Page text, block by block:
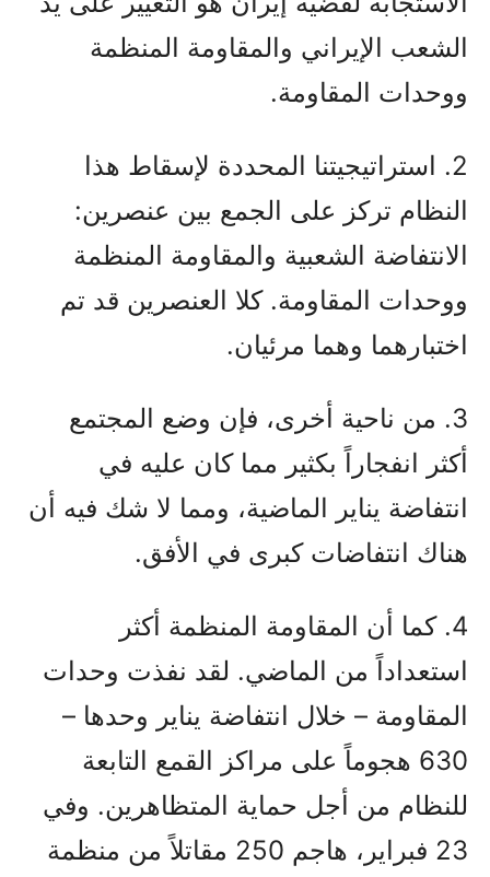
الشعب الإيراني والمقاومة المنظمة
ووحدات المقاومة.
2. استراتيجيتنا المحددة لإسقاط هذا
النظام تركز على الجمع بين عنصرين:
الانتفاضة الشعبية والمقاومة المنظمة
ووحدات المقاومة. كلا العنصرين قد تم
اختبارهما وهما مرئيان.
3. من ناحية أخرى، فإن وضع المجتمع
أكثر انفجاراً بكثير مما كان عليه في
انتفاضة يناير الماضية، ومما لا شك فيه أن
هناك انتفاضات كبرى في الأفق.
4. كما أن المقاومة المنظمة أكثر
استعداداً من الماضي. لقد نفذت وحدات
المقاومة – خلال انتفاضة يناير وحدها –
630 هجوماً على مراكز القمع التابعة
للنظام من أجل حماية المتظاهرين. وفي
23 فبراير، هاجم 250 مقاتلاً من منظمة